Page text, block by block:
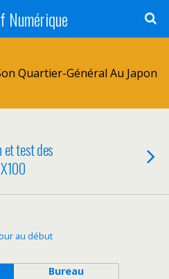
Numérique
Quartier-Général Au Japon
et test des
au début
Bureau